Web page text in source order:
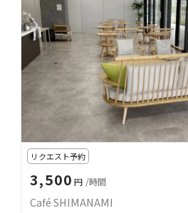
リクエスト予約
3,500 円 /時間
Café SHIMANAMI